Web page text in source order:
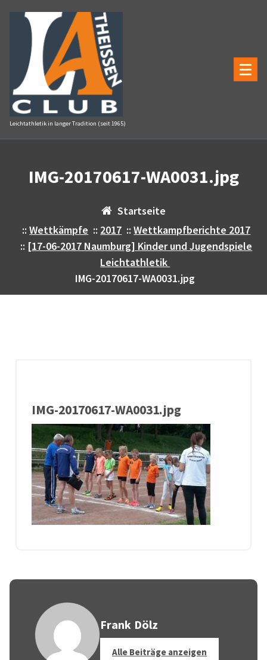
Inhalt
springen
Leichtathletik in langer Tradition (seit 1965)
IMG-20170617-WA0031.jpg
Startseite
::Wettkämpfe :: 2017 ::Wettkampfberichte 2017
:: [17-06-2017 Naumburg] Kinder und Jugendspiele
Leichtathletik
IMG-20170617-WA0031.jpg
IMG-20170617-WA0031.jpg
Frank Dölz
Alle Beiträge anzeigen